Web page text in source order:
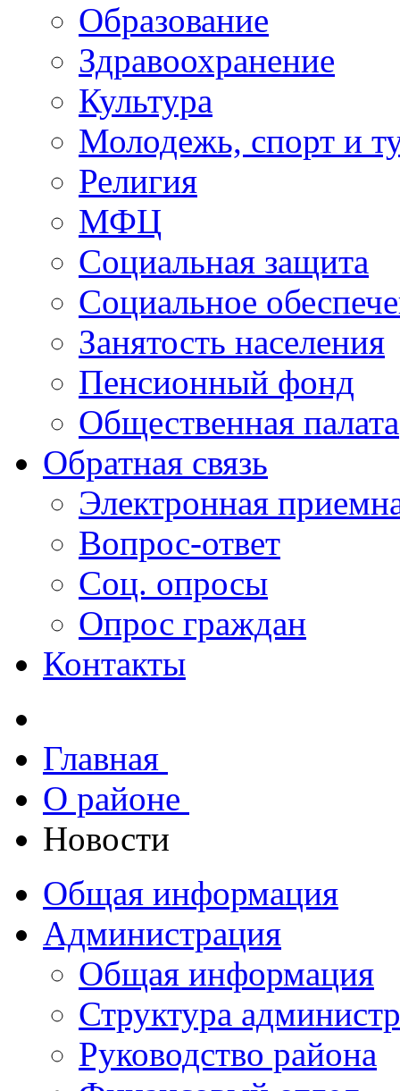
Образование
Здравоохранение
Культура
Молодежь, спорт и
Религия
МФЦ
Социальная защита
Социальное
Занятость населения
Пенсионный фонд
Общественная палата
Обратная связь
Электронная
Вопрос-ответ
Соц. опросы
Опрос граждан
Контакты
Главная
О районе
Новости
Общая информация
Администрация
Общая информация
Структура
Руководство района